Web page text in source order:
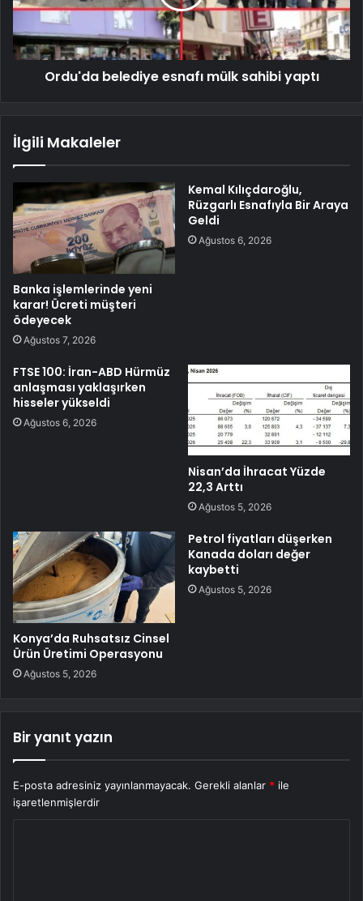
Ordu'da belediye esnafı mülk sahibi yaptı
İlgili Makaleler
Banka işlemlerinde yeni
karar! Ücreti müşteri
ödeyecek
Ağustos 7, 2026
Kemal Kılıçdaroğlu,
Rüzgarlı Esnafıyla Bir Araya
Geldi
Ağustos 6, 2026
FTSE 100: İran-ABD Hürmüz
anlaşması yaklaşırken
hisseler yükseldi
Ağustos 6, 2026
Nisan’da İhracat Yüzde
22,3 Arttı
Ağustos 5, 2026
Konya’da Ruhsatsız Cinsel
Ürün Üretimi Operasyonu
Ağustos 5, 2026
Petrol fiyatları düşerken
Kanada doları değer
kaybetti
Ağustos 5, 2026
Bir yanıt yazın
E-posta adresiniz yayınlanmayacak. Gerekli alanlar * ile
işaretlenmişlerdir